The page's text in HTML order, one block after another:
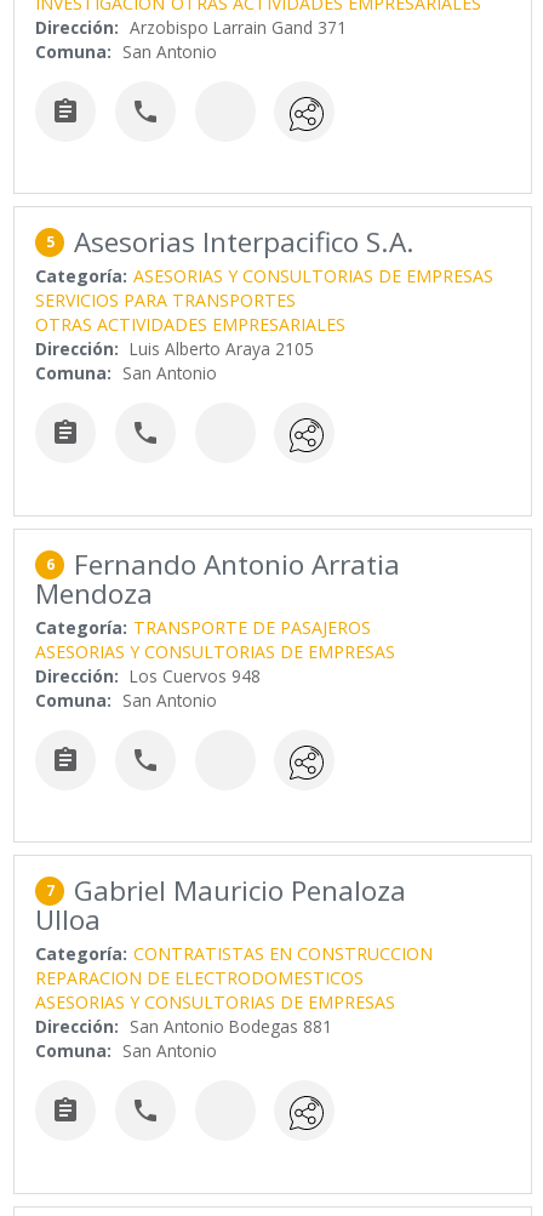
Dirección: Arzobispo Larrain Gand 371
Comuna: San Antonio
 
5 Asesorias Interpacifico S.A.
Categoría: ASESORIAS Y CONSULTORIAS DE EMPRESAS
SERVICIOS PARA TRANSPORTES
OTRAS ACTIVIDADES EMPRESARIALES
Dirección: Luis Alberto Araya 2105
Comuna: San Antonio
 
6 Fernando Antonio Arratia
Mendoza
Categoría: TRANSPORTE DE PASAJEROS
ASESORIAS Y CONSULTORIAS DE EMPRESAS
Dirección: Los Cuervos 948
Comuna: San Antonio
 
7 Gabriel Mauricio Penaloza
Ulloa
Categoría: CONTRATISTAS EN CONSTRUCCION
REPARACION DE ELECTRODOMESTICOS
ASESORIAS Y CONSULTORIAS DE EMPRESAS
Dirección: San Antonio Bodegas 881
Comuna: San Antonio
 